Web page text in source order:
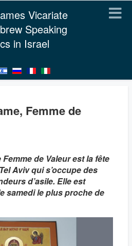
Vicariate
Speaking
in Israel
Femme de
de Valeur est la fête
Aviv qui s’occupe des
d’asile. Elle est
samedi le plus proche de